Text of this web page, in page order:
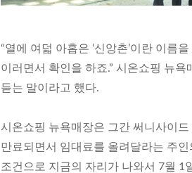
“열에 여덟 아홉은 ‘신앙촌’이란 이름
이러면서 확인을 하죠.” 시온쇼핑 뉴
듣는 말이라고 했다.
시온쇼핑 뉴욕매장은 그간 써니사이
만료되면서 임대료를 올려달라는 주
조건으로 지금의 자리가 나와서 7월 1